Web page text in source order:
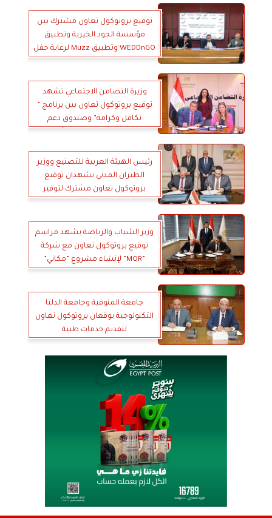
توقيع بروتوكول تعاون مشترك بين
مؤسسة الجود الخيرية وتطبيق
WEDDnGO وتطبيق Muzz لرعاية حفل
وزيرة التضامن الاجتماعي تشهد
توقيع بروتوكول تعاون بين برنامج ”
تكافل وكرامة” وصندوق دعم
رئيس الهيئة العربية للتصنيع ووزير
الطيران المدني يشهدان توقيع
بروتوكول تعاون مشترك لتوفير
وزير الشباب والرياضة يشهد مراسم
توقيع بروتوكول تعاون مع شركة
”MQR” لإنشاء مشروع ”مكاني”
جامعة المنوفية وجامعة الدلتا
التكنولوجية يوقعان بروتوكول تعاون
لتقديم خدمات طبية